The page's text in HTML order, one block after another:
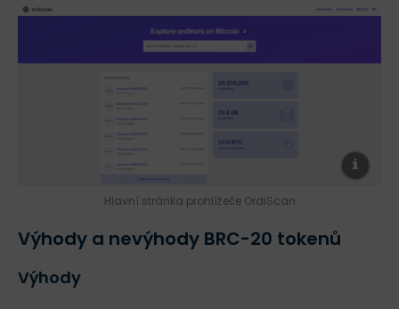
Hlavní stránka prohlížeče OrdiScan
Výhody a nevýhody BRC-20 tokenů
Výhody